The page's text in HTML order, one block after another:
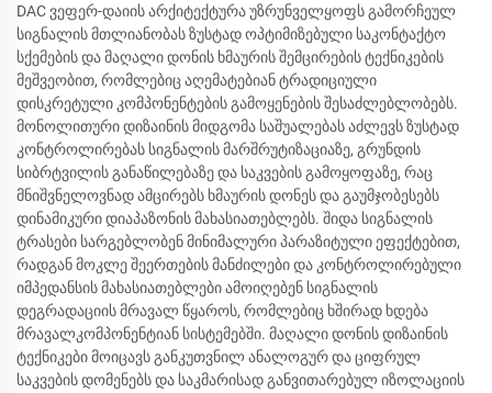
DAC ვეფერ-დაიის არქიტექტურა უზრუნველყოფს გამორჩეულ
სიგნალის მთლიანობას ზუსტად ოპტიმიზებული საკონტაქტო
სქემების და მაღალი დონის ხმაურის შემცირების ტექნიკების
მეშვეობით, რომლებიც აღემატებიან ტრადიციული
დისკრეტული კომპონენტების გამოყენების შესაძლებლობებს.
მონოლითური დიზაინის მიდგომა საშუალებას აძლევს ზუსტად
კონტროლირებას სიგნალის მარშრუტიზაციაზე, გრუნდის
სიბრტვილის განაწილებაზე და საკვების გამოყოფაზე, რაც
მნიშვნელოვნად ამცირებს ხმაურის დონეს და გაუმჯობესებს
დინამიკური დიაპაზონის მახასიათებლებს. შიდა სიგნალის
ტრასები სარგებლობენ მინიმალური პარაზიტული ეფექტებით,
რადგან მოკლე შეერთების მანძილები და კონტროლირებული
იმპედანსის მახასიათებლები ამოიღებენ სიგნალის
დეგრადაციის მრავალ წყაროს, რომლებიც ხშირად ხდება
მრავალკომპონენტიან სისტემებში. მაღალი დონის დიზაინის
ტექნიკები მოიცავს განკუთვნილ ანალოგურ და ციფრულ
საკვების დომენებს და საკმარისად განვითარებულ იზოლაციის